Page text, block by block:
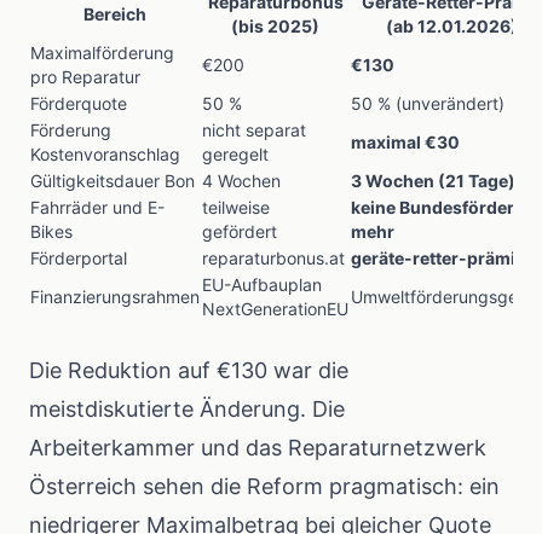
Bereich
(bis 2025)
(ab 12.01.2026)
Maximalförderung
pro Reparatur
€200
€130
Förderquote
50 %
50 % (unverändert)
Förderung
Kostenvoranschlag
nicht separat
geregelt
maximal €30
Gültigkeitsdauer Bon 4 Wochen
3 Wochen (21 Tage)
Fahrräder und E-
Bikes
teilweise
gefördert
keine
mehr
Förderportal
reparaturbonus.at geräte-retter-
Finanzierungsrahmen
EU-Aufbauplan
NextGenerationEU
Die Reduktion auf €130 war die
meistdiskutierte Änderung. Die
Arbeiterkammer und das Reparaturnetzwerk
Österreich sehen die Reform pragmatisch: ein
niedrigerer Maximalbetrag bei gleicher Quote